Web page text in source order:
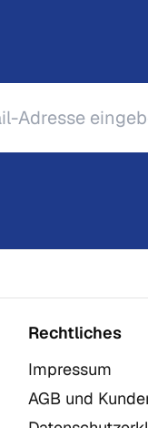
Rechtliches
Impressum
AGB und